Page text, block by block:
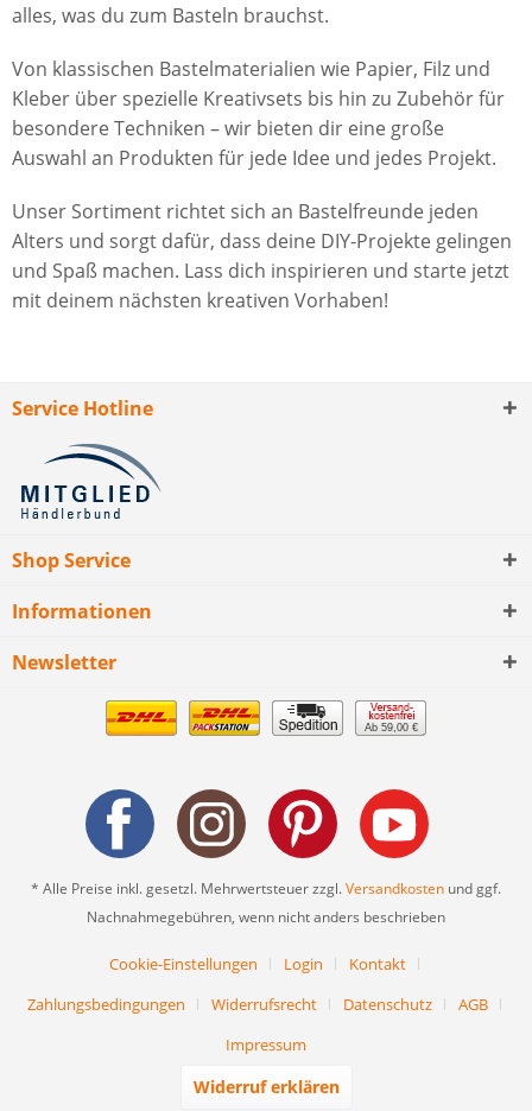
alles, was du zum Basteln brauchst.
Von klassischen Bastelmaterialien wie Papier, Filz und
Kleber über spezielle Kreativsets bis hin zu Zubehör für
besondere Techniken – wir bieten dir eine große
Auswahl an Produkten für jede Idee und jedes Projekt.
Unser Sortiment richtet sich an Bastelfreunde jeden
Alters und sorgt dafür, dass deine DIY-Projekte gelingen
und Spaß machen. Lass dich inspirieren und starte jetzt
mit deinem nächsten kreativen Vorhaben!
Service Hotline
Shop Service
Informationen
Newsletter
Ab 59,00 €
* Alle Preise inkl. gesetzl. Mehrwertsteuer zzgl.Versandkosten und ggf.
Nachnahmegebühren, wenn nicht anders beschrieben
Cookie-Einstellungen Login
Kontakt
Zahlungsbedingungen
Widerrufsrecht Datenschutz
AGB
Impressum
Widerruf erklären